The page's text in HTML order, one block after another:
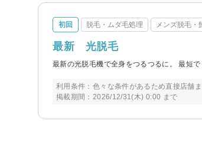
初回 脱毛・ムダ毛処理 メンズ脱毛・
最新 光脱毛
最新の光脱毛機で全身をつるつるに。 最短で
利用条件：色々な条件があるため直接店舗
掲載期間：2026/12/31(木) 0:00 まで